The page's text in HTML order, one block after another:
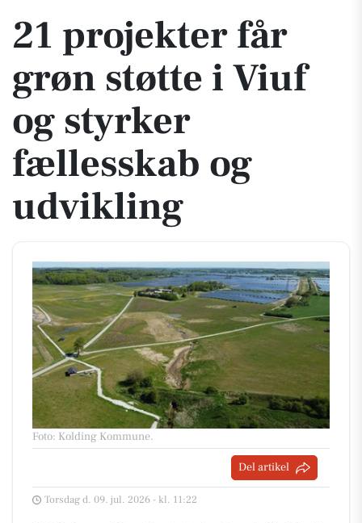
21 projekter får
grøn støtte i Viuf
og styrker
fællesskab og
udvikling
Foto: Kolding Kommune.
Del artikel
Torsdag d. 09. jul. 2026 - kl. 11:22